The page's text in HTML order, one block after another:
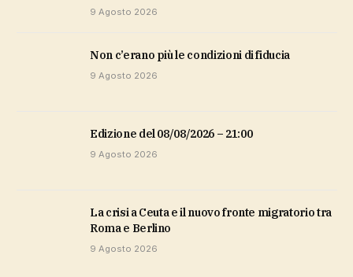
9 Agosto 2026
non c’erano più le condizioni di fiducia
9 Agosto 2026
Edizione del 08/08/2026 – 21:00
9 Agosto 2026
La crisi a Ceuta e il nuovo fronte migratorio tra
Roma e Berlino
9 Agosto 2026